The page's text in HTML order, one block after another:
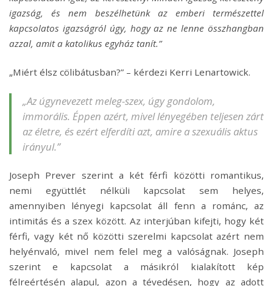
igazság, és nem beszélhetünk az emberi természettel
kapcsolatos igazságról úgy, hogy az ne lenne összhangban
azzal, amit a katolikus egyház tanít.”
„Miért élsz cölibátusban?” – kérdezi Kerri Lenartowick.
„Az úgynevezett meleg-szex, úgy gondolom,
immorális. Éppen azért, mivel lényegében teljesen zárt
az életre, és ezért elferdíti azt, amire a szexuális aktus
irányul.”
Joseph Prever szerint a két férfi közötti romantikus,
nemi együttlét nélküli kapcsolat sem helyes,
amennyiben lényegi kapcsolat áll fenn a románc, az
intimitás és a szex között. Az interjúban kifejti, hogy két
férfi, vagy két nő közötti szerelmi kapcsolat azért nem
helyénvaló, mivel nem felel meg a valóságnak. Joseph
szerint e kapcsolat a másikról kialakított kép
félreértésén alapul, azon a tévedésen, hogy az adott